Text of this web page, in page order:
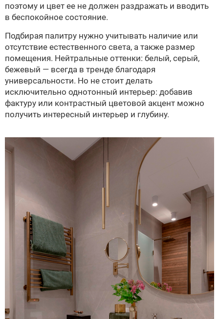
поэтому и цвет ее не должен раздражать и вводить
в беспокойное состояние.
Подбирая палитру нужно учитывать наличие или
отсутствие естественного света, а также размер
помещения. Нейтральные оттенки: белый, серый,
бежевый — всегда в тренде благодаря
универсальности. Но не стоит делать
исключительно однотонный интерьер: добавив
фактуру или контрастный цветовой акцент можно
получить интересный интерьер и глубину.